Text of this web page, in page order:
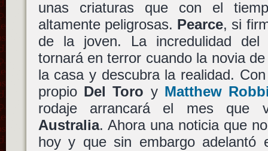
unas criaturas que con el
altamente peligrosas. Pearce, si
de la joven. La incredulidad
tornará en terror cuando la novia
la casa y descubra la realidad.
propio Del Toro y Matthew
rodaje arrancará el mes
Australia. Ahora una noticia que
hoy y que sin embargo adelantó